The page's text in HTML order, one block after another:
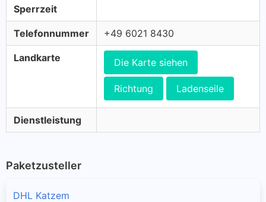
Sperrzeit
Telefonnummer +49 6021 8430
Landkarte Die Karte siehen
Richtung Ladenseile
Dienstleistung
Paketzusteller
DHL Katzem